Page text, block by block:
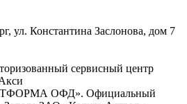
ул. Константина Заслонова, дом 7
сервисный центр
ОФД». Официальный